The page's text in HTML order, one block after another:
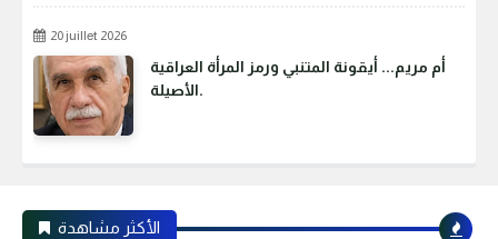
20 juillet 2026
أم مريم... أيقونة المتنبي ورمز المرأة العراقية
الأصيلة.
الأكثر مشاهدة